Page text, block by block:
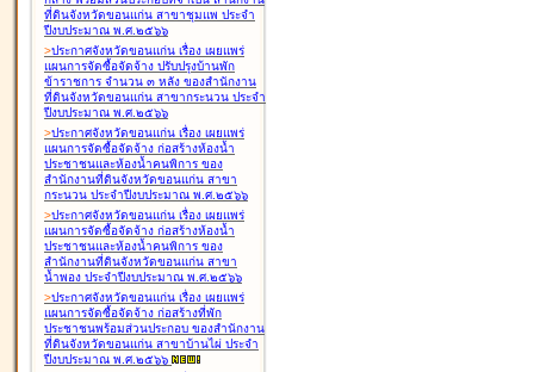
ที่ดินจังหวัดขอนแก่น สาขาชุมแพ ประจำ
ปีงบประมาณ พ.ศ.๒๕๖๖
>ประกาศจังหวัดขอนแก่น เรื่อง เผยแพร่
แผนการจัดซื้อจัดจ้าง ปรับปรุงบ้านพัก
ข้าราชการ จำนวน ๓ หลัง ของสำนักงาน
ที่ดินจังหวัดขอนแก่น สาขากระนวน ประจำ
ปีงบประมาณ พ.ศ.๒๕๖๖
>ประกาศจังหวัดขอนแก่น เรื่อง เผยแพร่
แผนการจัดซื้อจัดจ้าง ก่อสร้างห้องน้ำ
ประชาชนและห้องน้ำคนพิการ ของ
สำนักงานที่ดินจังหวัดขอนแก่น สาขา
กระนวน ประจำปีงบประมาณ พ.ศ.๒๕๖๖
>ประกาศจังหวัดขอนแก่น เรื่อง เผยแพร่
แผนการจัดซื้อจัดจ้าง ก่อสร้างห้องน้ำ
ประชาชนและห้องน้ำคนพิการ ของ
สำนักงานที่ดินจังหวัดขอนแก่น สาขา
น้ำพอง ประจำปีงบประมาณ พ.ศ.๒๕๖๖
>ประกาศจังหวัดขอนแก่น เรื่อง เผยแพร่
แผนการจัดซื้อจัดจ้าง ก่อสร้างที่พัก
ประชาชนพร้อมส่วนประกอบ ของสำนักงาน
ที่ดินจังหวัดขอนแก่น สาขาบ้านไผ่ ประจำ
ปีงบประมาณ พ.ศ.๒๕๖๖